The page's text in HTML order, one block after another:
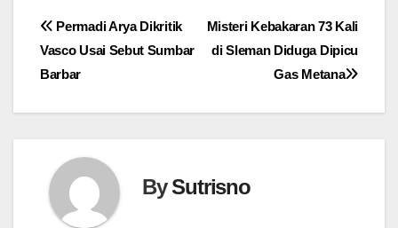
Navigasi
pos
Misteri Kebakaran 73 Kali
di Sleman Diduga Dipicu
Gas Metana
Permadi Arya Dikritik
Vasco Usai Sebut Sumbar
Barbar
BySutrisno